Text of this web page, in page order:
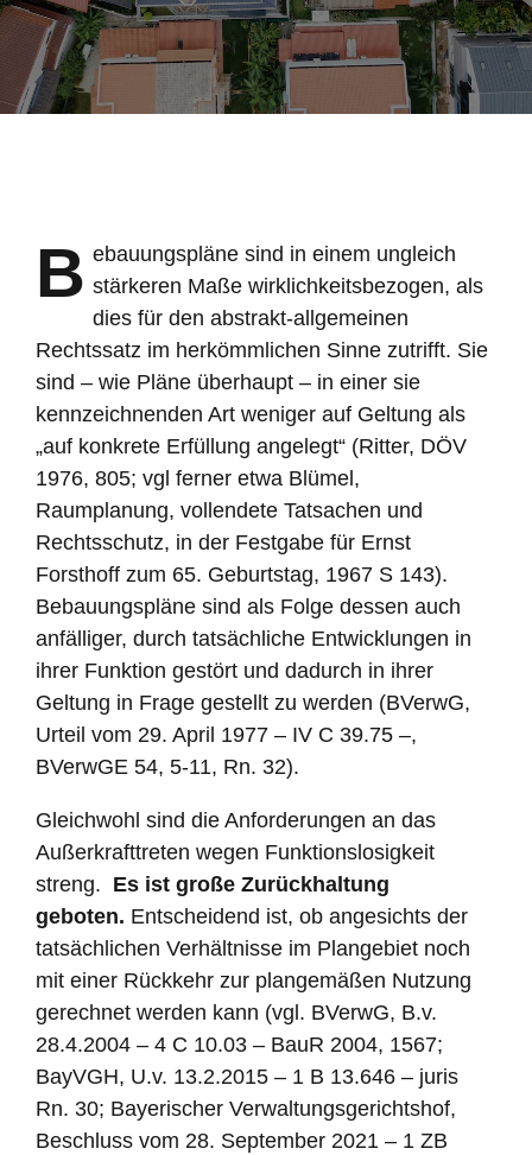
B ebauungspläne sind in einem ungleich
stärkeren Maße wirklichkeitsbezogen, als
dies für den abstrakt-allgemeinen
Rechtssatz im herkömmlichen Sinne zutrifft. Sie
sind – wie Pläne überhaupt – in einer sie
kennzeichnenden Art weniger auf Geltung als
„auf konkrete Erfüllung angelegt“ (Ritter, DÖV
1976, 805; vgl ferner etwa Blümel,
Raumplanung, vollendete Tatsachen und
Rechtsschutz, in der Festgabe für Ernst
Forsthoff zum 65. Geburtstag, 1967 S 143).
Bebauungspläne sind als Folge dessen auch
anfälliger, durch tatsächliche Entwicklungen in
ihrer Funktion gestört und dadurch in ihrer
Geltung in Frage gestellt zu werden (BVerwG,
Urteil vom 29. April 1977 – IV C 39.75 –,
BVerwGE 54, 5-11, Rn. 32).
Gleichwohl sind die Anforderungen an das
Außerkrafttreten wegen Funktionslosigkeit
streng. Es ist große Zurückhaltung
geboten. Entscheidend ist, ob angesichts der
tatsächlichen Verhältnisse im Plangebiet noch
mit einer Rückkehr zur plangemäßen Nutzung
gerechnet werden kann (vgl. BVerwG, B.v.
28.4.2004 – 4 C 10.03 – BauR 2004, 1567;
BayVGH, U.v. 13.2.2015 – 1 B 13.646 – juris
Rn. 30; Bayerischer Verwaltungsgerichtshof,
Beschluss vom 28. September 2021 – 1 ZB